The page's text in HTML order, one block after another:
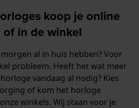
koop je online
in de winkel
al in huis hebben? Voor
probleem. Heeft het wat meer
vandaag al nodig? Kies
of kom het horloge
winkels. Wij staan voor je